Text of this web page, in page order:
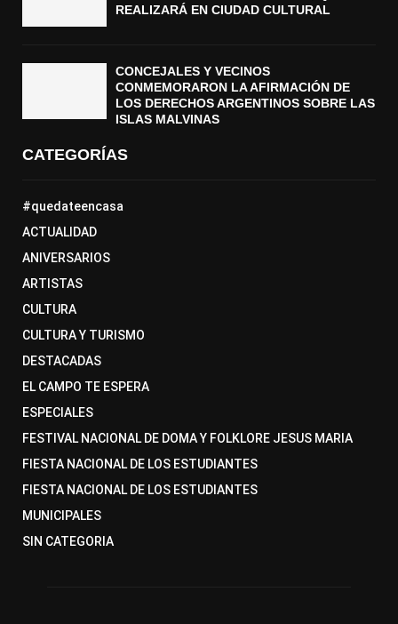
REALIZARÁ EN CIUDAD CULTURAL
CONCEJALES Y VECINOS
CONMEMORARON LA AFIRMACIÓN DE
LOS DERECHOS ARGENTINOS SOBRE LAS
ISLAS MALVINAS
CATEGORÍAS
#quedateencasa
ACTUALIDAD
ANIVERSARIOS
ARTISTAS
CULTURA
CULTURA Y TURISMO
DESTACADAS
EL CAMPO TE ESPERA
ESPECIALES
FESTIVAL NACIONAL DE DOMA Y FOLKLORE JESUS MARIA
FIESTA NACIONAL DE LOS ESTUDIANTES
FIESTA NACIONAL DE LOS ESTUDIANTES
MUNICIPALES
SIN CATEGORIA